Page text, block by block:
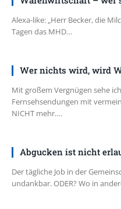
Alexa-like: „Herr Becker, die
Tagen das MHD…
Wer nichts wird, wird
Mit großem Vergnügen sehe
Fernsehsendungen mit
NICHT mehr.…
Abgucken ist nicht
Der tägliche Job in der
undankbar. ODER? Wo in